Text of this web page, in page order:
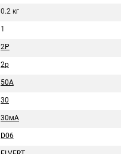
0.2 кг
1
2P
2р
50A
30
30мА
D06